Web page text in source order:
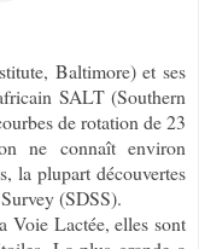
Baltimore) et ses
SALT (Southern
de rotation de 23
ne connaît environ
la plupart découvertes
(SDSS).
Voie Lactée, elles sont